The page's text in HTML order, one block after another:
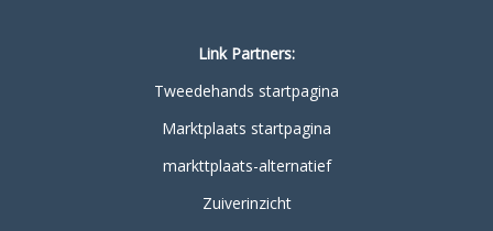
Link Partners:
Tweedehands startpagina
Marktplaats startpagina
markttplaats-alternatief
Zuiverinzicht